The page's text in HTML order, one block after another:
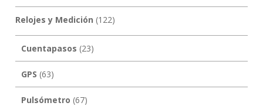
Relojes y Medición (122)
Cuentapasos (23)
GPS (63)
Pulsómetro (67)